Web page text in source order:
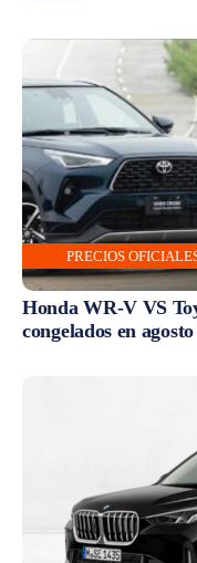
PRECIOS
Honda WR-V VS
congelados en